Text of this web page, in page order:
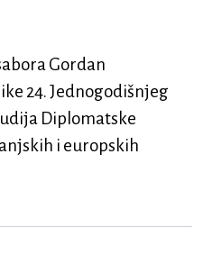
Gordan
24. Jednogodišnjeg
Diplomatske
i europskih